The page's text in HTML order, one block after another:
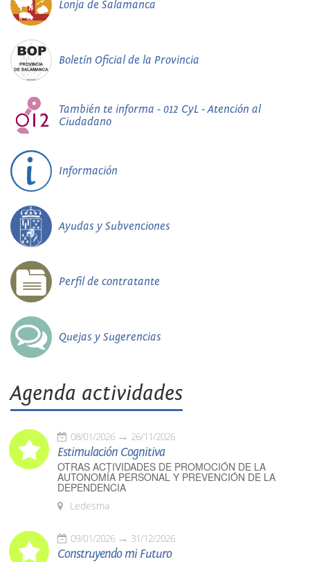
Lonja de Salamanca
Boletín Oficial de la Provincia
También te informa - 012 CyL - Atención al
Ciudadano
Información
Ayudas y Subvenciones
Perfil de contratante
Quejas y Sugerencias
Agenda actividades
08/01/2026 26/11/2026
Estimulación Cognitiva
OTRAS ACTIVIDADES DE PROMOCIÓN DE LA
AUTONOMÍA PERSONAL Y PREVENCIÓN DE LA
DEPENDENCIA
Ledesma
09/01/2026 31/12/2026
Construyendo mi Futuro